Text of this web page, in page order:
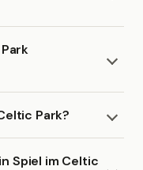
Park?
Spiel im Celtic